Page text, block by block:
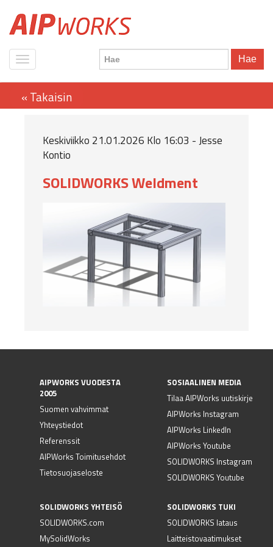
Hae
Keskiviikko 21.01.2026 Klo 16:03 - Jesse
Kontio
SOLIDWORKS Weldment
AIPWORKS VUODESTA
2005
Suomen vahvimmat
Yhteystiedot
Referenssit
AIPWorks Toimitusehdot
Tietosuojaseloste
SOSIAALINEN MEDIA
Tilaa AIPWorks uutiskirje
AIPWorks Instagram
AIPWorks LinkedIn
AIPWorks Youtube
SOLIDWORKS Instagram
SOLIDWORKS Youtube
SOLIDWORKS YHTEISÖ
SOLIDWORKS.com
MySolidWorks
SOLIDWORKS TUKI
SOLIDWORKS lataus
Laitteistovaatimukset